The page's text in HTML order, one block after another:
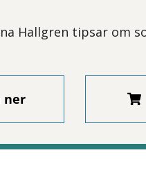
Hallgren tipsar om
ner